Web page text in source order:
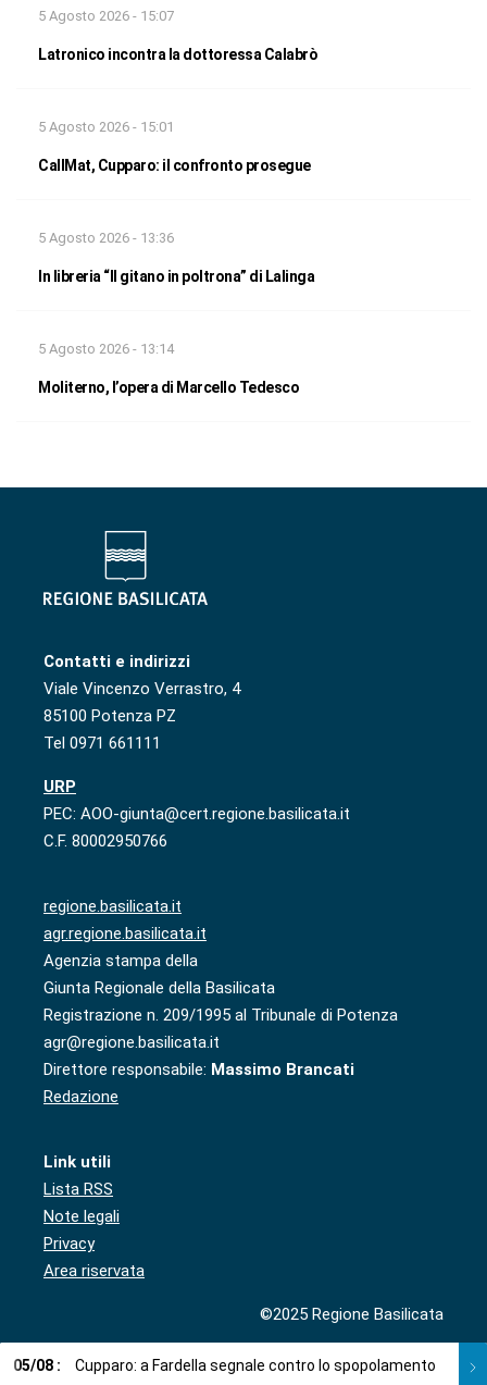
5 Agosto 2026 - 15:07
Latronico incontra la dottoressa Calabrò
5 Agosto 2026 - 15:01
CallMat, Cupparo: il confronto prosegue
5 Agosto 2026 - 13:36
In libreria “Il gitano in poltrona” di Lalinga
5 Agosto 2026 - 13:14
Moliterno, l’opera di Marcello Tedesco
Contatti e indirizzi
Viale Vincenzo Verrastro, 4
85100 Potenza PZ
Tel 0971 661111
URP
PEC: AOO-giunta@cert.regione.basilicata.it
C.F. 80002950766
regione.basilicata.it
agr.regione.basilicata.it
Agenzia stampa della
Giunta Regionale della Basilicata
Registrazione n. 209/1995 al Tribunale di Potenza
agr@regione.basilicata.it
Direttore responsabile: Massimo Brancati
Redazione
Link utili
Lista RSS
Note legali
Privacy
Area riservata
©2025 Regione Basilicata
05/08 : Cupparo: a Fardella segnale contro lo spopolamento 05